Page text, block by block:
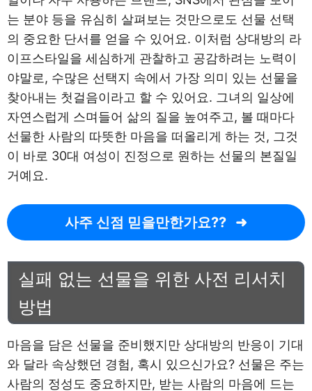
는 분야 등을 유심히 살펴보는 것만으로도 선물 선택
의 중요한 단서를 얻을 수 있어요. 이처럼 상대방의 라
이프스타일을 세심하게 관찰하고 공감하려는 노력이
야말로, 수많은 선택지 속에서 가장 의미 있는 선물을
찾아내는 첫걸음이라고 할 수 있어요. 그녀의 일상에
자연스럽게 스며들어 삶의 질을 높여주고, 볼 때마다
선물한 사람의 따뜻한 마음을 떠올리게 하는 것, 그것
이 바로 30대 여성이 진정으로 원하는 선물의 본질일
거예요.
사주 신점 믿을만한가요??
실패 없는 선물을 위한 사전 리서치
방법
마음을 담은 선물을 준비했지만 상대방의 반응이 기대
와 달라 속상했던 경험, 혹시 있으신가요? 선물은 주는
사람의 정성도 중요하지만, 받는 사람의 마음에 드는